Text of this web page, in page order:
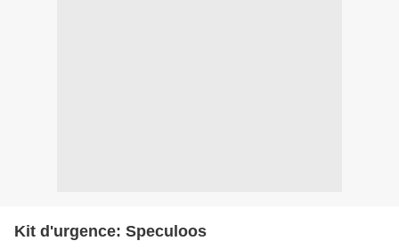
Kit d'urgence: Speculoos